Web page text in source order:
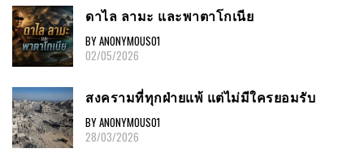
ดาไล ลามะ และพาตาโกเนีย
BY ANONYMOUS01
02/05/2026
สงครามที่ทุกฝ่ายแพ้ แต่ไม่มีใครยอมรับ
BY ANONYMOUS01
28/03/2026